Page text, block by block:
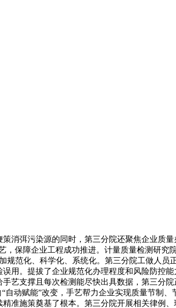
弭污染源的同时，第三分院还聚焦企业质
保障企业工程成功推进。计量质量检测研究
范化、科学化、系统化。第三分院工做人员
用。提拔了企业规范化办理程度和风险防控
艺支撑且每次检测能尽快出具数据，第三分
动赋能”改变，手艺帮力企业实现质量节制
准施策奠基了根本。第三分院开展相关律例